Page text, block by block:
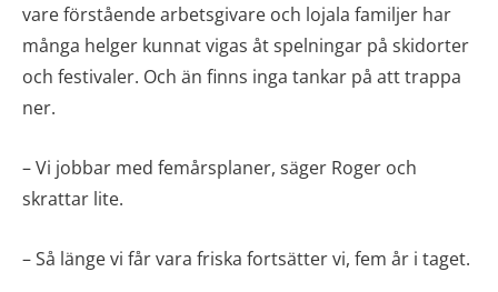
vare förstående arbetsgivare och lojala familjer har
många helger kunnat vigas åt spelningar på skidorter
och festivaler. Och än finns inga tankar på att trappa
ner.
– Vi jobbar med femårsplaner, säger Roger och
skrattar lite.
– Så länge vi får vara friska fortsätter vi, fem år i taget.